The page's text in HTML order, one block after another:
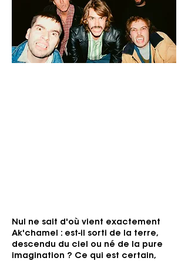
Nul ne sait d'où vient exactement
Ak'chamel : est-il sorti de la terre,
descendu du ciel ou né de la pure
imagination ? Ce qui est certain,